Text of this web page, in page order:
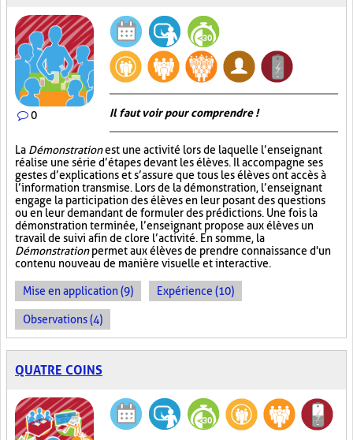
0 Il faut voir pour comprendre !
La Démonstrationest une activité lors de laquelle l’enseignant
réalise une série d’étapes devant les élèves. Il accompagne ses
gestes d’explications et s’assure que tous les élèves ont accès à
l’information transmise. Lors de la démonstration, l’enseignant
engage la participation des élèves en leur posant des questions
ou en leur demandant de formuler des prédictions. Une fois la
démonstration terminée, l’enseignant propose aux élèves un
travail de suivi afin de clore l’activité. En somme, la
Démonstrationpermet aux élèves de prendre connaissance d'un
contenu nouveau de manière visuelle et interactive.
Mise en application (9) Expérience (10)
Observations (4)
QUATRE COINS